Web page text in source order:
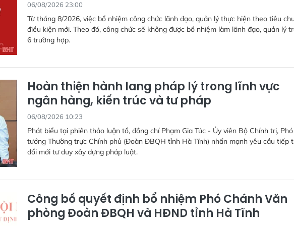
06/08/2026 23:00
Từ tháng 8/2026, việc bổ nhiệm công chức lãnh đạo, quản lý thực hiện theo tiêu
điều kiện mới. Theo đó, công chức sẽ không được bổ nhiệm làm lãnh đạo, quản lý
6 trường hợp.
Hoàn thiện hành lang pháp lý trong lĩnh vực
ngân hàng, kiến trúc và tư pháp
06/08/2026 10:23
Phát biểu tại phiên thảo luận tổ, đồng chí Phạm Gia Túc - Ủy viên Bộ Chính trị, Phó
tướng Thường trực Chính phủ (Đoàn ĐBQH tỉnh Hà Tĩnh) nhấn mạnh yêu cầu tiếp
đổi mới tư duy xây dựng pháp luật.
Công bố quyết định bổ nhiệm Phó Chánh Văn
phòng Đoàn ĐBQH và HĐND tỉnh Hà Tĩnh